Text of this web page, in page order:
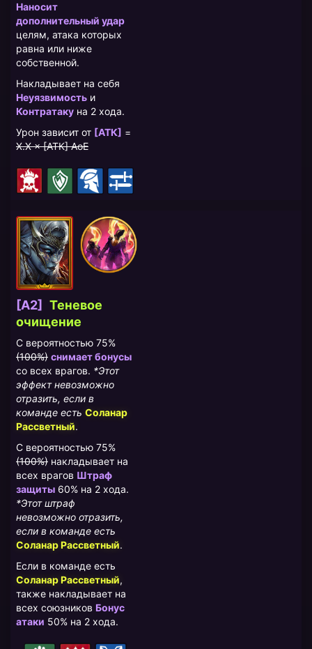
Наносит
дополнительный удар
целям, атака которых
равна или ниже
собственной.
Накладывает на себя
Неуязвимость и
Контратаку на 2 хода.
Урон зависит от [АТК] =
X.X × [АТК] AoE
[A2]
Теневое
очищение
С вероятностью 75%
(100%) снимает бонусы
со всех врагов. *Этот
эффект невозможно
отразить, если в
команде есть Соланар
Рассветный.
С вероятностью 75%
(100%) накладывает на
всех врагов Штраф
защиты 60% на 2 хода.
*Этот штраф
невозможно отразить,
если в команде есть
Соланар Рассветный.
Если в команде есть
Соланар Рассветный,
также накладывает на
всех союзников Бонус
атаки 50% на 2 хода.